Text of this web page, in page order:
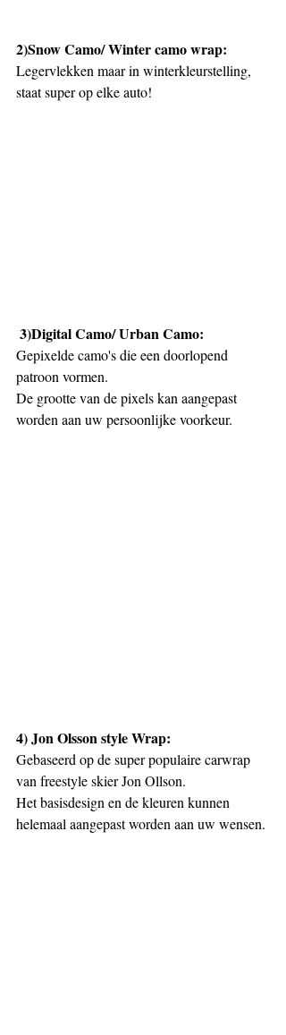
2)Snow Camo/ Winter camo wrap:
Legervlekken maar in winterkleurstelling,
staat super op elke auto!
3)Digital Camo/ Urban Camo:
Gepixelde camo's die een doorlopend
patroon vormen.
De grootte van de pixels kan aangepast
worden aan uw persoonlijke voorkeur.
4) Jon Olsson style Wrap:
Gebaseerd op de super populaire carwrap
van freestyle skier Jon Ollson.
Het basisdesign en de kleuren kunnen
helemaal aangepast worden aan uw wensen.